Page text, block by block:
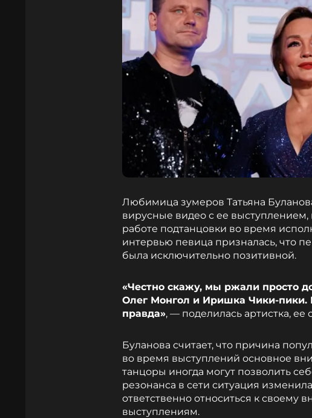
Любимица зумеров Татьяна
вирусные видео с ее
работе подтанцовки во время
интервью певица призналась, что
была исключительно позитивной.
«Честно скажу, мы ржали просто
Олег Монгол и Иришка Чики-
правда», — поделилась артистка, ее
Буланова считает, что причина
во время выступлений основное
танцоры иногда могут позволить
резонанса в сети ситуация
ответственно относиться к своему
выступлениям.